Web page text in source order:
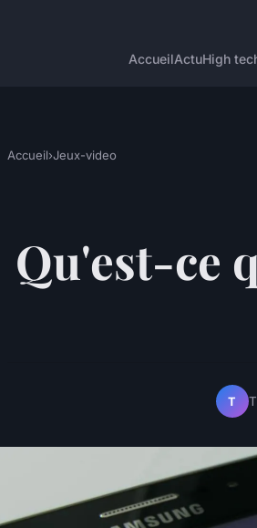
AccueilActuHigh
Accueil›Jeux-video
Qu'est-ce
T